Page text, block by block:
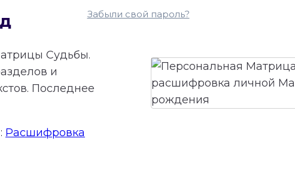
онлайн
Судьбы.
и
Последнее
Расшифровка
Забыли свой пароль?